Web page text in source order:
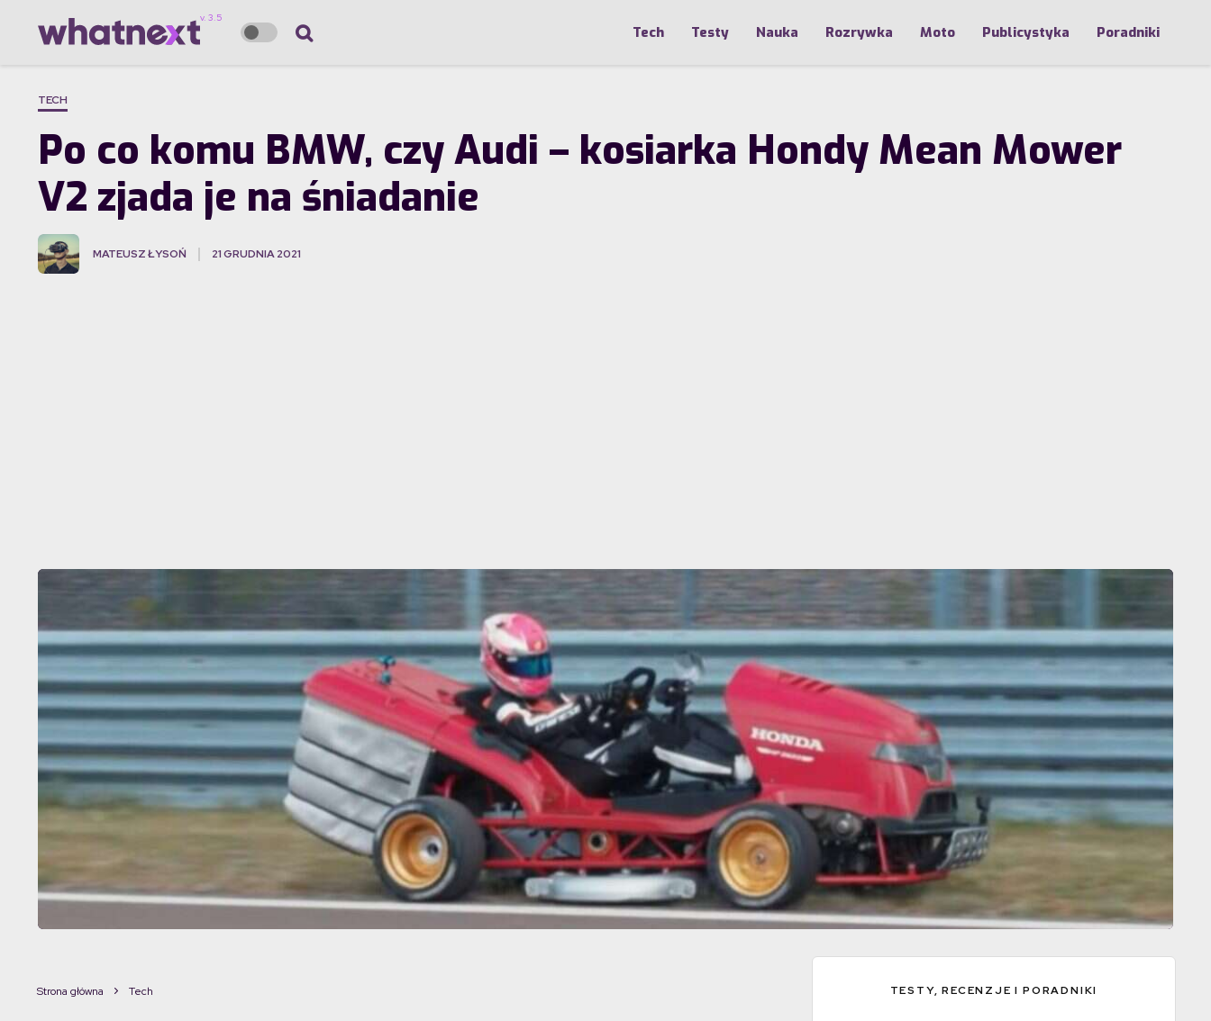
Tech Testy Nauka Rozrywka Moto Publicystyka Poradniki
TECH
Po co komu BMW, czy Audi – kosiarka Hondy Mean Mower
V2 zjada je na śniadanie
MATEUSZ ŁYSOŃ 21 GRUDNIA 2021
Strona główna Tech TESTY, RECENZJE I PORADNIKI